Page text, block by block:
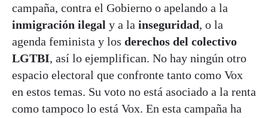
campaña, contra el Gobierno o apelando a la
inmigración ilegal y a la inseguridad, o la
agenda feminista y los derechos del colectivo
LGTBI, así lo ejemplifican. No hay ningún otro
espacio electoral que confronte tanto como Vox
en estos temas. Su voto no está asociado a la renta
como tampoco lo está Vox. En esta campaña ha